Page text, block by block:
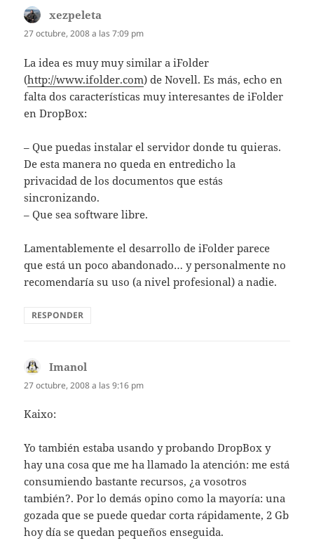
xezpeleta
27 octubre, 2008 a las 7:09 pm
La idea es muy muy similar a iFolder
(http://www.ifolder.com) de Novell. Es más, echo en
falta dos características muy interesantes de iFolder
en DropBox:
– Que puedas instalar el servidor donde tu quieras.
De esta manera no queda en entredicho la
privacidad de los documentos que estás
sincronizando.
– Que sea software libre.
Lamentablemente el desarrollo de iFolder parece
que está un poco abandonado… y personalmente no
recomendaría su uso (a nivel profesional) a nadie.
RESPONDER
Imanol
27 octubre, 2008 a las 9:16 pm
Kaixo:
Yo también estaba usando y probando DropBox y
hay una cosa que me ha llamado la atención: me está
consumiendo bastante recursos, ¿a vosotros
también?. Por lo demás opino como la mayoría: una
gozada que se puede quedar corta rápidamente, 2 Gb
hoy día se quedan pequeños enseguida.